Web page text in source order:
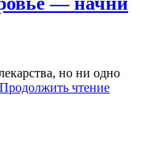
но ни одно
Продолжить чтение